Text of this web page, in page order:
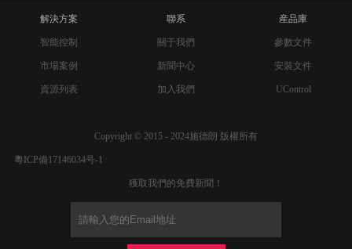
解決方案 聯系 産品庫
智能控制 關于我們 參數文件
市場案例 新聞中心 安裝文件
資源列表 加入我們 UControl
Copyright © 2015 - 2024施德朗 版權所有
粵ICP備17146034号-1
獲取我們的免費新聞！